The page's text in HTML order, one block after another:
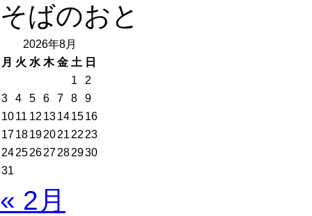
そばのおと
2026年8月
月 火 水 木 金 土 日
1
2
3
4 5 6 7 8
9
1011 12 13141516
1718192021 22 23
24252627282930
31
« 2月